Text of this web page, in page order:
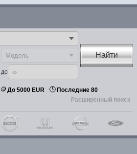
до
Найти
🪙 До 5000 EUR 🕒 Последние 80
Расширенный поиск